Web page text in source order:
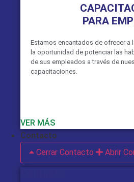
PARA
Estamos encantados de ofrecer a
la oportunidad de potenciar las
de sus empleados a través de
capacitaciones.
VER MÁS
Contacto
Cerrar Contacto
Abrir